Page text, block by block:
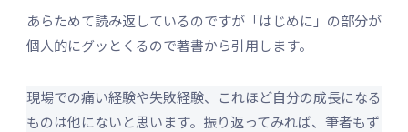
あらためて読み返しているのですが「はじめに」の部分が
個人的にグッとくるので著書から引用します。
現場での痛い経験や失敗経験、これほど自分の成長になる
ものは他にないと思います。振り返ってみれば、筆者もず